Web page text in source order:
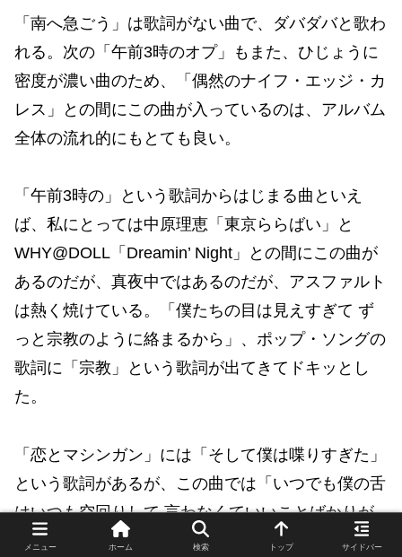
「南へ急ごう」は歌詞がない曲で、ダバダバと歌わ
れる。次の「午前3時のオプ」もまた、ひじょうに
密度が濃い曲のため、「偶然のナイフ・エッジ・カ
レス」との間にこの曲が入っているのは、アルバム
全体の流れ的にもとても良い。
「午前3時の」という歌詞からはじまる曲といえ
ば、私にとっては中原理恵「東京ららばい」と
WHY@DOLL「Dreamin’ Night」との間にこの曲が
あるのだが、真夜中ではあるのだが、アスファルト
は熱く焼けている。「僕たちの目は見えすぎて ず
っと宗教のように絡まるから」、ポップ・ソングの
歌詞に「宗教」という歌詞が出てきてドキッとし
た。
「恋とマシンガン」には「そして僕は喋りすぎた」
という歌詞があるが、この曲では「いつでも僕の舌
はいつも空回りして 言わなくていいことばかりが
ほら 溢れ出す」である。最近の小沢健二のツイー
メニュー ホーム 検索 トップ サイドバー